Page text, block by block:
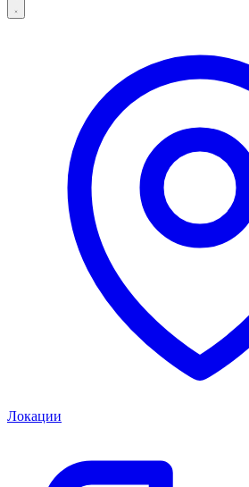
Локации